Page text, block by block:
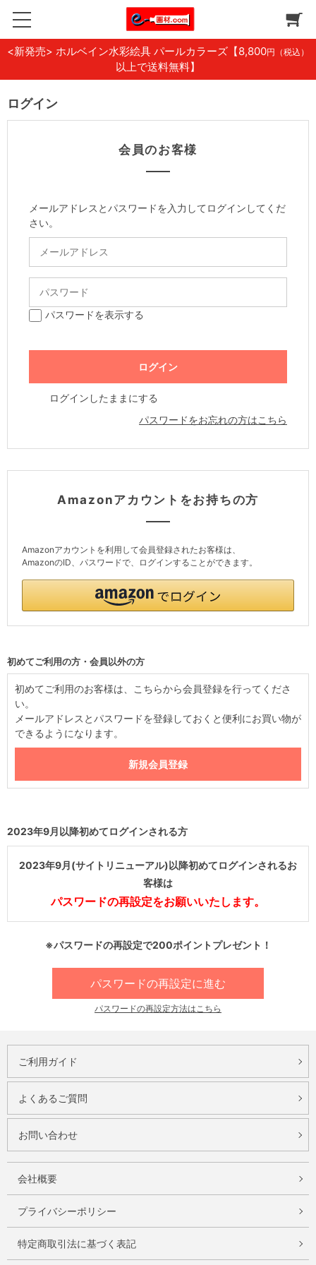
<新発売> ホルベイン水彩絵具 パールカラーズ 【8,800円（税込）
以上で送料無料】
ログイン
会員のお客様
メールアドレスとパスワードを入力してログインしてくだ
さい。
パスワードを表示する
ログインしたままにする
パスワードをお忘れの方はこちら
Amazonアカウントをお持ちの方
Amazonアカウントを利用して会員登録されたお客様は、
AmazonのID、パスワードで、ログインすることができます。
初めてご利用の方・会員以外の方
初めてご利用のお客様は、こちらから会員登録を行ってくださ
い。
メールアドレスとパスワードを登録しておくと便利にお買い物が
できるようになります。
2023年9月以降初めてログインされる方
2023年9月(サイトリニューアル)以降初めてログインされるお
客様は
パスワードの再設定をお願いいたします。
※パスワードの再設定で200ポイントプレゼント！
パスワードの再設定に進む
パスワードの再設定方法はこちら
ご利用ガイド
よくあるご質問
お問い合わせ
会社概要
プライバシーポリシー
特定商取引法に基づく表記